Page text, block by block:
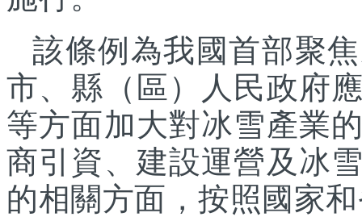
該條例為我國首部聚
市、縣（區）人民政府
等方面加大對冰雪產業
商引資、建設運營及冰
的相關方面，按照國家